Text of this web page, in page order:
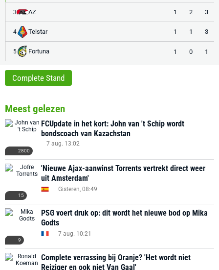
3 AZ 1 2 3
4 Telstar 1 1 3
5 Fortuna 1 0 1
Complete Stand
Meest gelezen
2800
FCUpdate in het kort: John van 't Schip wordt
bondscoach van Kazachstan
7 aug. 13:02
15
'Nieuwe Ajax-aanwinst Torrents vertrekt direct weer
uit Amsterdam'
Gisteren, 08:49
9
PSG voert druk op: dit wordt het nieuwe bod op Mika
Godts
7 aug. 10:21
Complete verrassing bij Oranje? 'Het wordt niet
Reiziger en ook niet Van Gaal'